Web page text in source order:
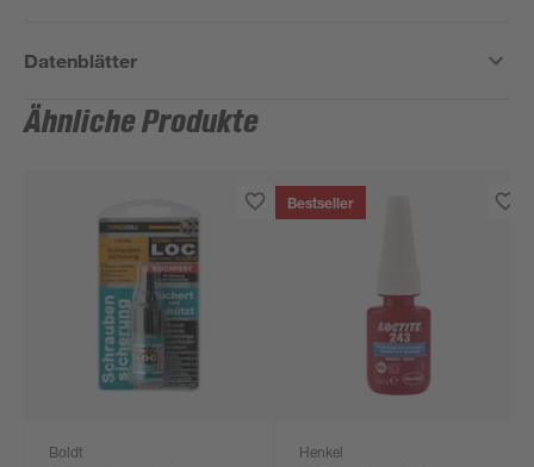
Datenblätter
Ähnliche Produkte
Boldt
Bestseller
Henkel